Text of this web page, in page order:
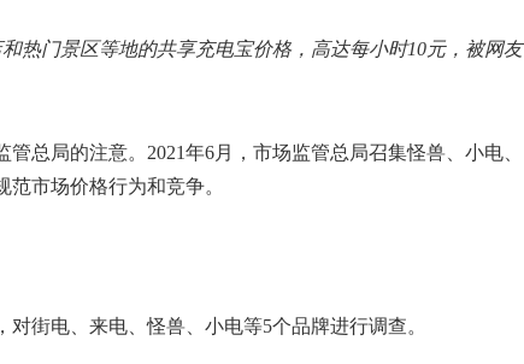
热门景区等地的共享充电宝价格，高达每小时10元，被网友
总局的注意。2021年6月，市场监管总局召集怪兽、小电、
市场价格行为和竞争。
街电、来电、怪兽、小电等5个品牌进行调查。